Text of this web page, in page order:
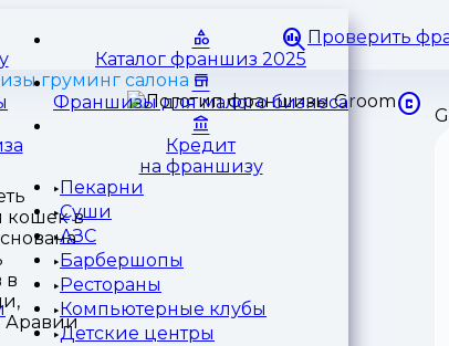
Проверить
Каталог франшиз 2025
Франшизы для малого бизнеса
Кредит
на франшизу
Пекарни
Суши
АЗС
Барбершопы
Рестораны
Компьютерные клубы
Детские центры
груминг салона
кошек в
в
Аравии